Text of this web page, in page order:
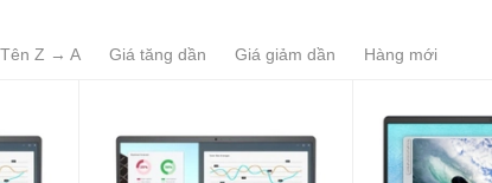
Tên Z → A Giá tăng dần Giá giảm dần Hàng mới